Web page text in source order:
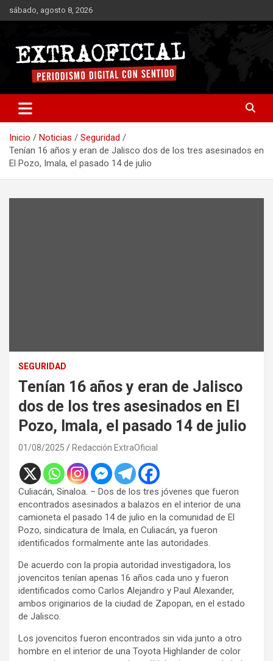
Saltar
al
sábado, agosto 8, 2026
Extraoficial
Inicio Noticias
Seguridad
Tenían 16 años y eran de Jalisco dos de los tres asesinados en
El Pozo, Imala, el pasado 14 de julio
SEGURIDAD
Tenían 16 años y eran de Jalisco
dos de los tres asesinados en El
Pozo, Imala, el pasado 14 de julio
01/08/2025 Redacción ExtraOficial
Culiacán, Sinaloa. – Dos de los tres jóvenes que fueron
encontrados asesinados a balazos en el interior de una
camioneta el pasado 14 de julio en la comunidad de El
Pozo, sindicatura de Imala, en Culiacán, ya fueron
identificados formalmente ante las autoridades.
De acuerdo con la propia autoridad investigadora, los
jovencitos tenían apenas 16 años cada uno y fueron
identificados como Carlos Alejandro y Paul Alexander,
ambos originarios de la ciudad de Zapopan, en el estado
de Jalisco.
Los jovencitos fueron encontrados sin vida junto a otro
hombre en el interior de una Toyota Highlander de color